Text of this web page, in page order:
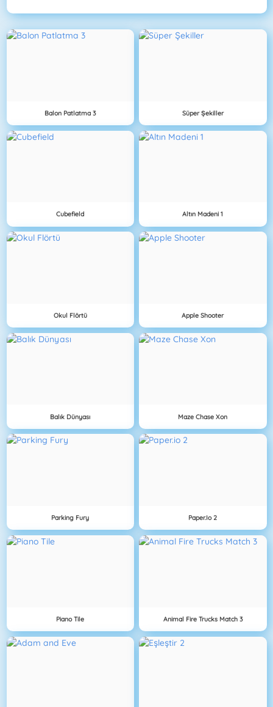
Balon Patlatma 3 Süper Şekiller
Cubefield Altın Madeni 1
Okul Flörtü Apple Shooter
Balık Dünyası Maze Chase Xon
Parking Fury Paper.io 2
Piano Tile Animal Fire Trucks Match 3